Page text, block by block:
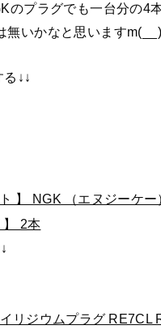
のプラグでも一台分の4
無いかなと思います
↓↓
ト 】 NGK （エヌジーケ
2本
イリジウムプラグ